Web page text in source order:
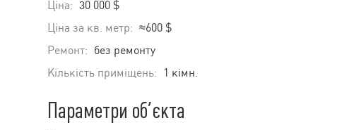
Ціна: 30 000 $
Ціна за кв. метр: ≈600 $
Ремонт: без ремонту
Кількість приміщень:
1 кімн.
Параметри об’єкта